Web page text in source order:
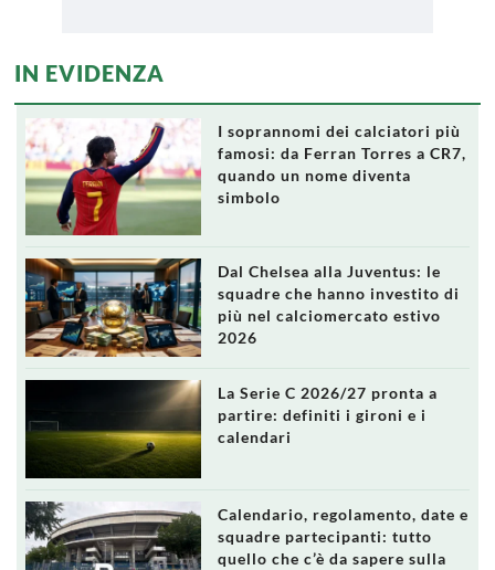
IN EVIDENZA
I soprannomi dei calciatori più
famosi: da Ferran Torres a CR7,
quando un nome diventa
simbolo
Dal Chelsea alla Juventus: le
squadre che hanno investito di
più nel calciomercato estivo
2026
La Serie C 2026/27 pronta a
partire: definiti i gironi e i
calendari
Calendario, regolamento, date e
squadre partecipanti: tutto
quello che c’è da sapere sulla